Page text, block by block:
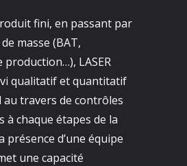
fini, en passant par
masse (BAT,
LASER
qualitatif et quantitatif
au travers de contrôles
à chaque étapes de la
présence d’une équipe
une capacité